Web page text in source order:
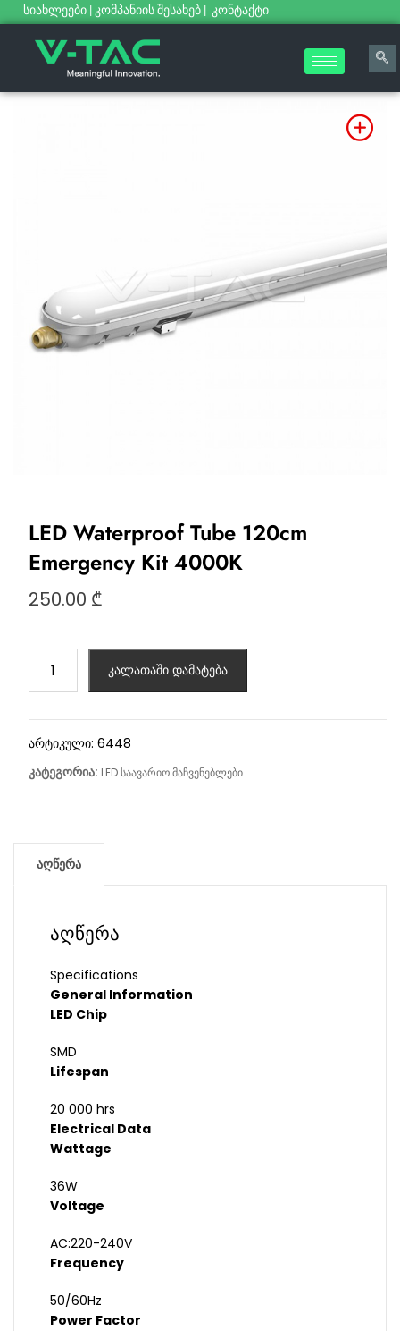
სიახლეები | კომპანიის შესახებ | კონტაქტი
LED Waterproof Tube 120cm
Emergency Kit 4000K
250.00 ₾
კალათაში დამატება
არტიკული: 6448
კატეგორია: LED საავარიო მაჩვენებლები
აღწერა
აღწერა
Specifications
General Information
LED Chip
SMD
Lifespan
20 000 hrs
Electrical Data
Wattage
36W
Voltage
AC:220-240V
Frequency
50/60Hz
Power Factor